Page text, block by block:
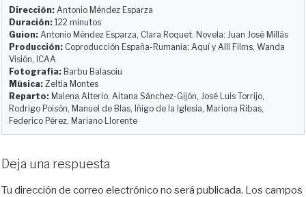
k
y
d
o
n
o
o
k
t
r
i
r
Dirección: Antonio Méndez Esparza
Duración: 122 minutos
Guion: Antonio Méndez Esparza, Clara Roquet. Novela: Juan José Millás
Producción: Coproducción España-Rumanía; Aquí y Allí Films, Wanda
Visión, ICAA
Fotografía: Barbu Balasoiu
Música: Zeltia Montes
Reparto: Malena Alterio, Aitana Sánchez-Gijón, José Luis Torrijo,
Rodrigo Poisón, Manuel de Blas, Iñigo de la Iglesia, Mariona Ribas,
Federico Pérez, Mariano Llorente
Deja una respuesta
Tu dirección de correo electrónico no será publicada. Los campos